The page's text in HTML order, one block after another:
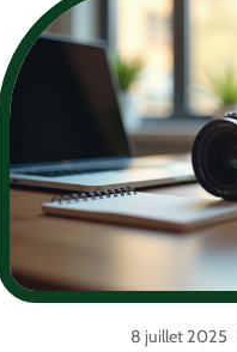
8 juillet 2025